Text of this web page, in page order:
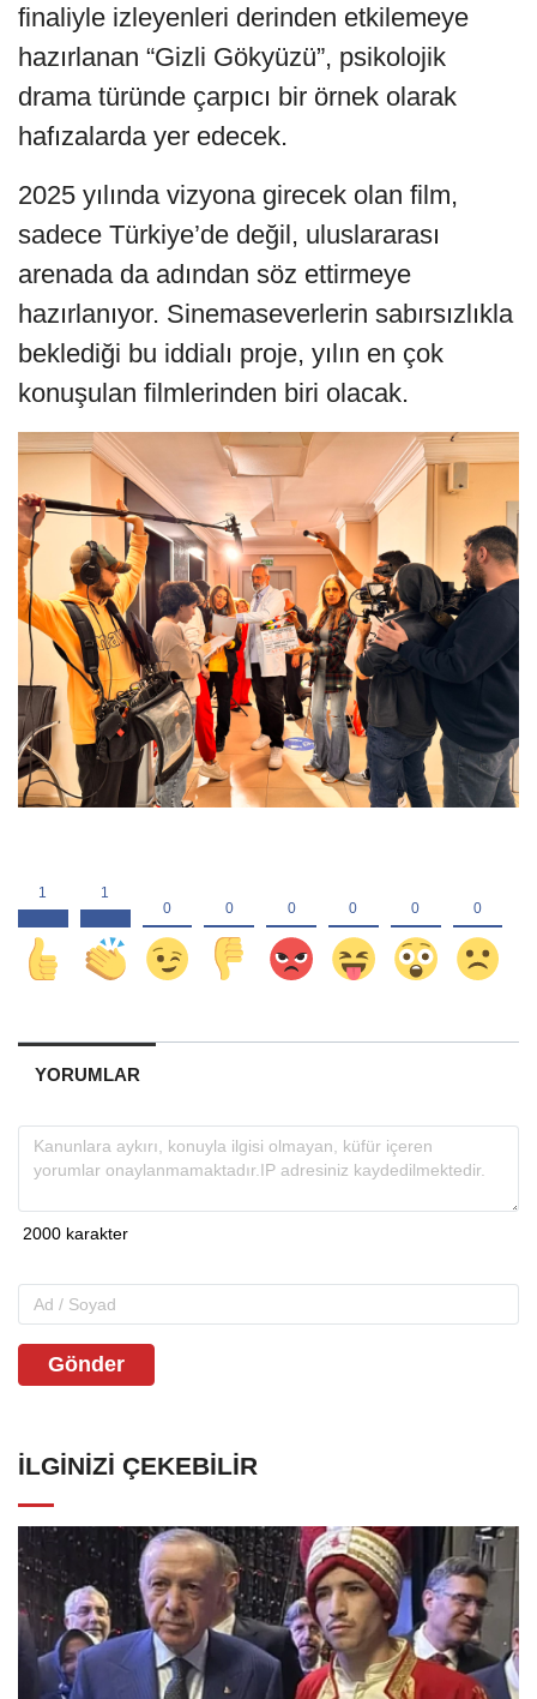
finaliyle izleyenleri derinden etkilemeye
hazırlanan “Gizli Gökyüzü”, psikolojik
drama türünde çarpıcı bir örnek olarak
hafızalarda yer edecek.
2025 yılında vizyona girecek olan film,
sadece Türkiye’de değil, uluslararası
arenada da adından söz ettirmeye
hazırlanıyor. Sinemaseverlerin sabırsızlıkla
beklediği bu iddialı proje, yılın en çok
konuşulan filmlerinden biri olacak.
YORUMLAR
Gönder
İLGINIZI ÇEKEBILIR